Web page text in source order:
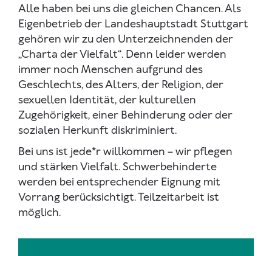
Alle haben bei uns die gleichen Chancen. Als
Eigenbetrieb der Landeshauptstadt Stuttgart
gehören wir zu den Unterzeichnenden der
„Charta der Vielfalt“. Denn leider werden
immer noch Menschen aufgrund des
Geschlechts, des Alters, der Religion, der
sexuellen Identität, der kulturellen
Zugehörigkeit, einer Behinderung oder der
sozialen Herkunft diskriminiert.
Bei uns ist jede*r willkommen – wir pflegen
und stärken Vielfalt. Schwerbehinderte
werden bei entsprechender Eignung mit
Vorrang berücksichtigt. Teilzeitarbeit ist
möglich.